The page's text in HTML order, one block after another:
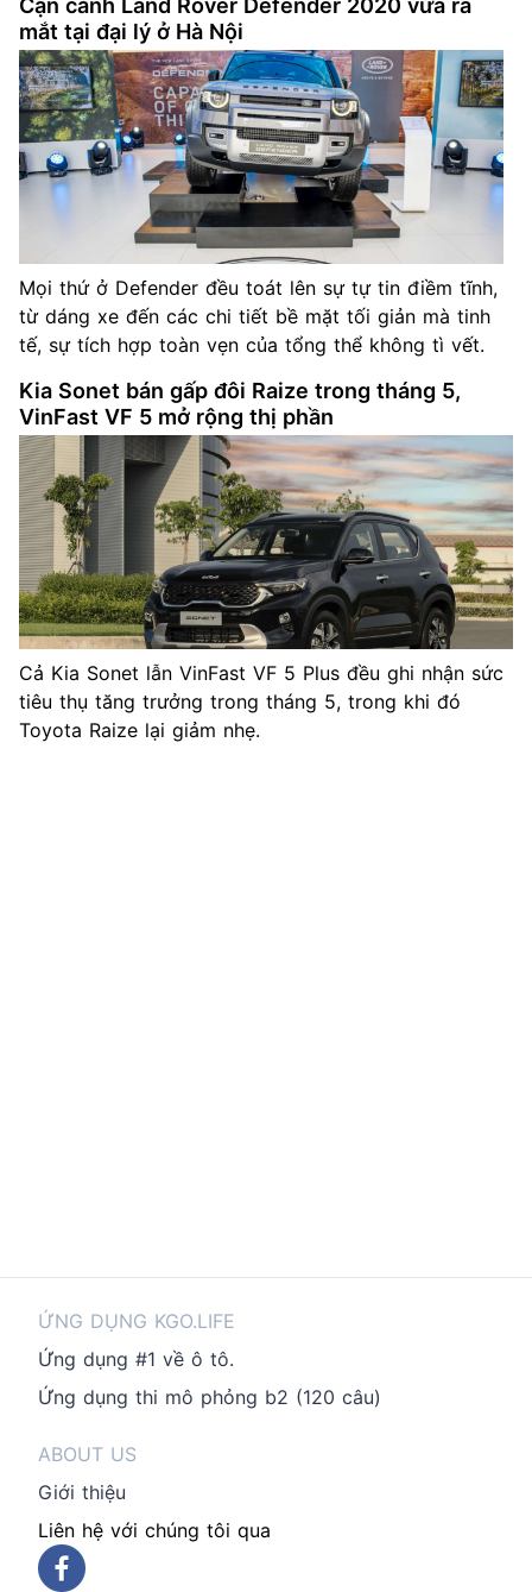
Cận cảnh Land Rover Defender 2020 vừa ra
mắt tại đại lý ở Hà Nội
Mọi thứ ở Defender đều toát lên sự tự tin điềm tĩnh,
từ dáng xe đến các chi tiết bề mặt tối giản mà tinh
tế, sự tích hợp toàn vẹn của tổng thể không tì vết.
Kia Sonet bán gấp đôi Raize trong tháng 5,
VinFast VF 5 mở rộng thị phần
Cả Kia Sonet lẫn VinFast VF 5 Plus đều ghi nhận sức
tiêu thụ tăng trưởng trong tháng 5, trong khi đó
Toyota Raize lại giảm nhẹ.
ỨNG DỤNG KGO.LIFE
Ứng dụng #1 về ô tô.
Ứng dụng thi mô phỏng b2 (120 câu)
ABOUT US
Giới thiệu
Liên hệ với chúng tôi qua